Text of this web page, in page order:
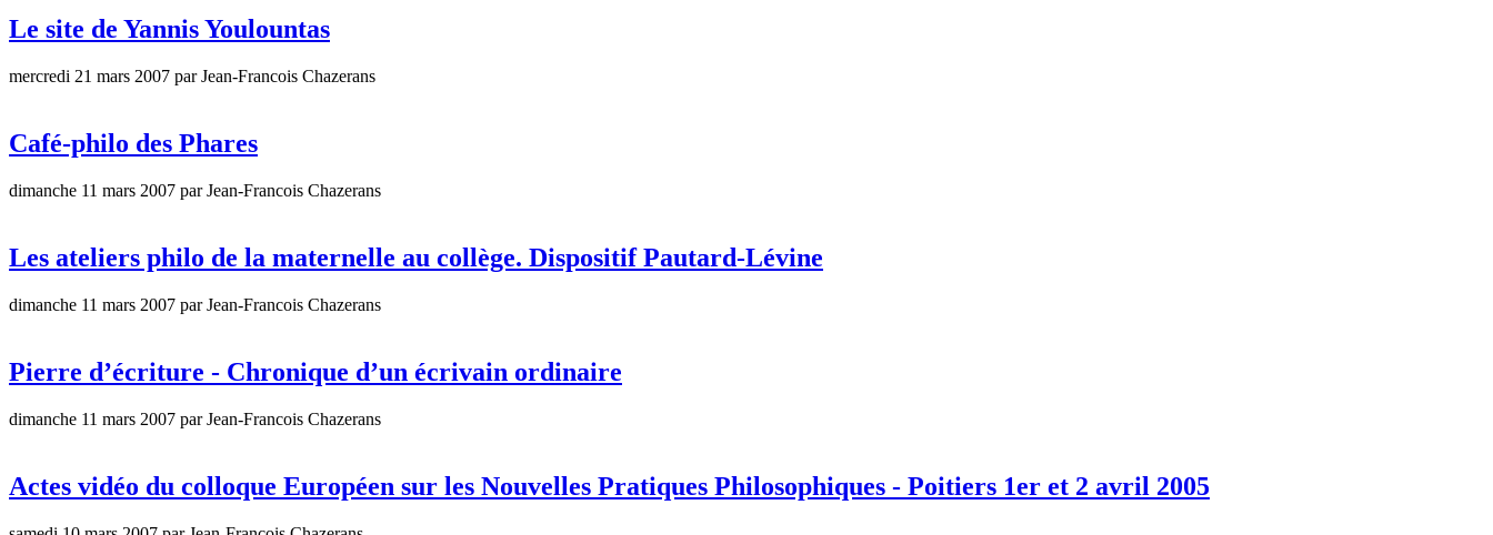
Le site de Yannis Youlountas
mercredi 21 mars 2007 par Jean-Francois Chazerans
Café-philo des Phares
dimanche 11 mars 2007 par Jean-Francois Chazerans
Les ateliers philo de la maternelle au collège. Dispositif Pautard-Lévine
dimanche 11 mars 2007 par Jean-Francois Chazerans
Pierre d’écriture - Chronique d’un écrivain ordinaire
dimanche 11 mars 2007 par Jean-Francois Chazerans
Actes vidéo du colloque Européen sur les Nouvelles Pratiques Philosophiques - Poitiers 1er et 2 avril 2005